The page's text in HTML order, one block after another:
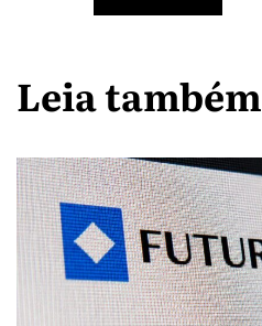
Leia também